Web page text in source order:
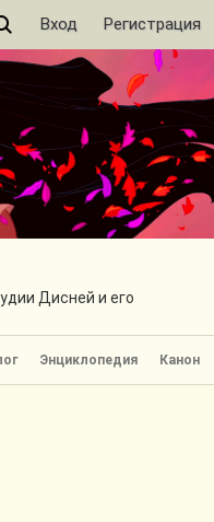
Вход Регистрация
Дисней и его
Энциклопедия Канон